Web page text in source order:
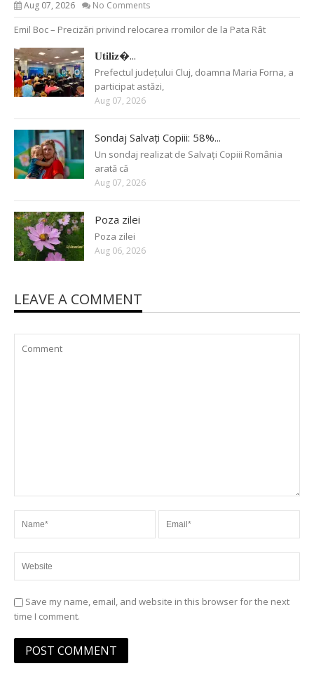
Aug 07, 2026 No Comments
Emil Boc – Precizări privind relocarea rromilor de la Pata Rât
𝐔𝐭𝐢𝐥𝐢𝐳�...
Prefectul județului Cluj, doamna Maria Forna, a
participat astăzi,
Aug 07, 2026
Sondaj Salvați Copiii: 58%...
Un sondaj realizat de Salvați Copiii România
arată că
Aug 07, 2026
Poza zilei
Poza zilei
Aug 06, 2026
LEAVE A COMMENT
Save my name, email, and website in this browser for the next
time I comment.